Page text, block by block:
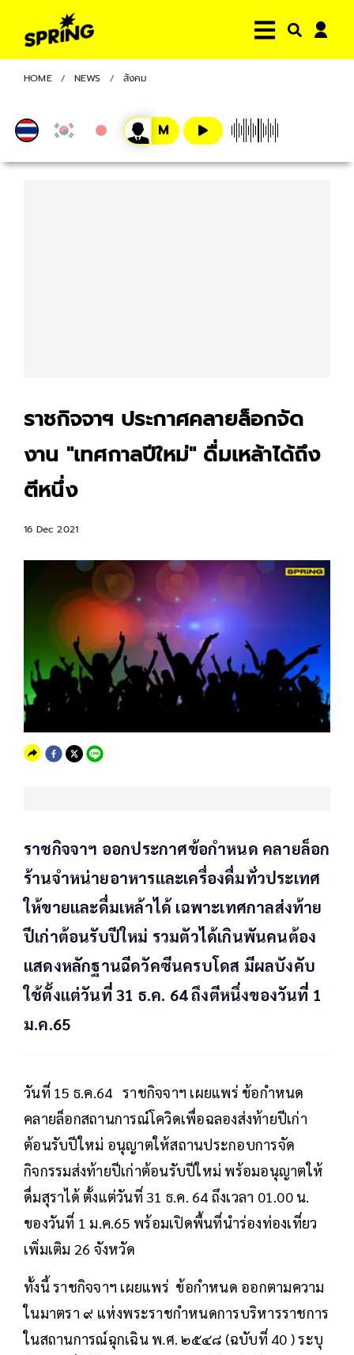
HOME NEWS สังคม
ราชกิจจาฯ ประกาศคลายล็อกจัด
งาน "เทศกาลปีใหม่" ดื่มเหล้าได้ถึง
ตีหนึ่ง
16 Dec 2021
ราชกิจจาฯ ออกประกาศข้อกำหนด คลายล็อก
ร้านจำหน่ายอาหารและเครื่องดื่มทั่วประเทศ
ให้ขายและดื่มเหล้าได้ เฉพาะเทศกาลส่งท้าย
ปีเก่าต้อนรับปีใหม่ รวมตัวได้เกินพันคนต้อง
แสดงหลักฐานฉีดวัคซีนครบโดส มีผลบังคับ
ใช้ตั้งแต่วันที่ 31 ธ.ค. 64 ถึงตีหนึ่งของวันที่ 1
ม.ค.65
วันที่ 15 ธ.ค.64 ราชกิจจาฯ เผยแพร่ ข้อกำหนด
คลายล็อกสถานการณ์โควิดเพื่อฉลองส่งท้ายปีเก่า
ต้อนรับปีใหม่ อนุญาตให้สถานประกอบการจัด
กิจกรรมส่งท้ายปีเก่าต้อนรับปีใหม่ พร้อมอนุญาตให้
ดื่มสุราได้ ตั้งแต่วันที่ 31 ธ.ค. 64 ถึงเวลา 01.00 น.
ของวันที่ 1 ม.ค.65 พร้อมเปิดพื้นที่นำร่องท่องเที่ยว
เพิ่มเติม 26 จังหวัด
ทั้งนี้ ราชกิจจาฯ เผยแพร่ ข้อกำหนด ออกตามความ
ในมาตรา ๙ แห่งพระราชกำหนดการบริหารราชการ
ในสถานการณ์ฉุกเฉิน พ.ศ. ๒๕๔๘ (ฉบับที่ 40 ) ระบุ